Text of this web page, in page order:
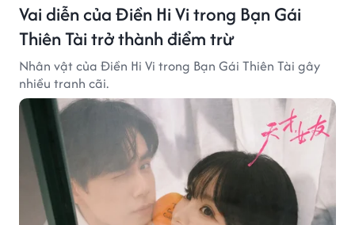
Vai diễn của Điền Hi Vi trong Bạn Gái
Thiên Tài trở thành điểm trừ
Nhân vật của Điền Hi Vi trong Bạn Gái Thiên Tài gây
nhiều tranh cãi.